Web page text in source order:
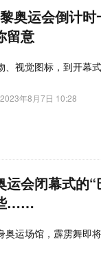
奥运会倒计
留意
、视觉图标，到开幕
年8月7日 10:28
运会闭幕式的
……
奥运场馆，霹雳舞即